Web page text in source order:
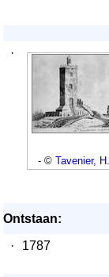
·
- © Tavenier,
Ontstaan:
·
1787